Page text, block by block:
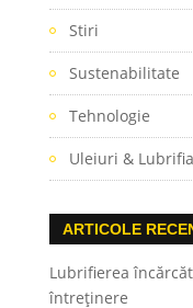
Stiri
Sustenabilitate
Tehnologie
Uleiuri &
ARTICOLE
Lubrifierea
întreținere